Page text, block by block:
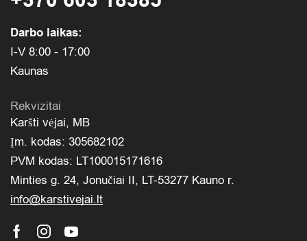
Darbo laikas:
I-V 8:00 - 17:00
Kaunas
Rekvizitai
Karšti vėjai, MB
Įm. kodas: 305682102
PVM kodas: LT100015171616
Minties g. 24, Jonučiai II, LT-53277 Kauno r.
info@karstivejai.lt